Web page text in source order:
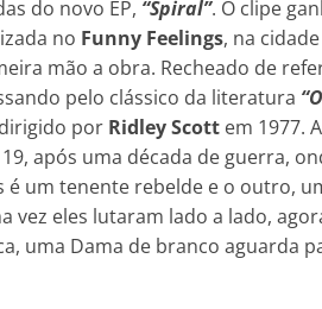
do novo EP, “Spiral”. O clipe
no Funny Feelings, na
mão a obra. Recheado de
pelo clássico da literatura
por Ridley Scott em 1977.
após uma década de guerra,
é um tenente rebelde e o outro,
vez eles lutaram lado a lado,
uma Dama de branco aguarda